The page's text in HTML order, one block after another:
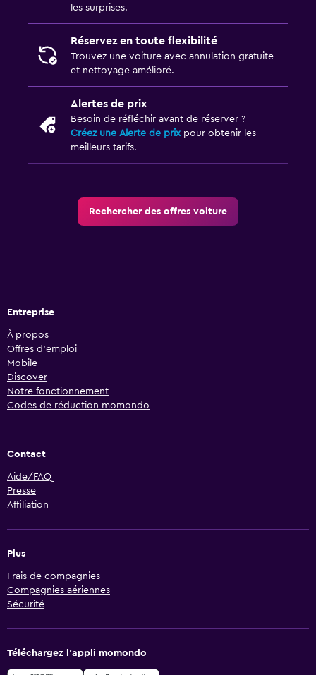
les surprises.
Réservez en toute flexibilité
Trouvez une voiture avec annulation gratuite
et nettoyage amélioré.
Alertes de prix
Besoin de réfléchir avant de réserver ?
Créez une Alerte de prixpour obtenir les
meilleurs tarifs.
Rechercher des offres voiture
Entreprise
À propos
Offres d’emploi
Mobile
Discover
Notre fonctionnement
Codes de réduction momondo
Contact
Aide/FAQ
Presse
Affiliation
Plus
Frais de compagnies
Compagnies aériennes
Sécurité
Téléchargez l’appli momondo